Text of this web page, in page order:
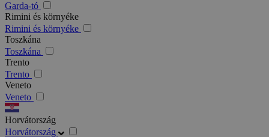
Garda-tó
Rimini és környéke
Rimini és környéke
Toszkána
Toszkána
Trento
Trento
Veneto
Veneto
Horvátország
Horvátország